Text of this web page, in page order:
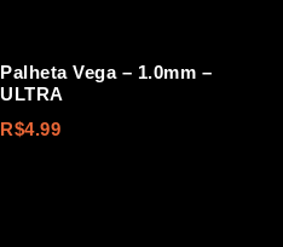
Palheta Vega – 1.0mm –
ULTRA
R$4.99